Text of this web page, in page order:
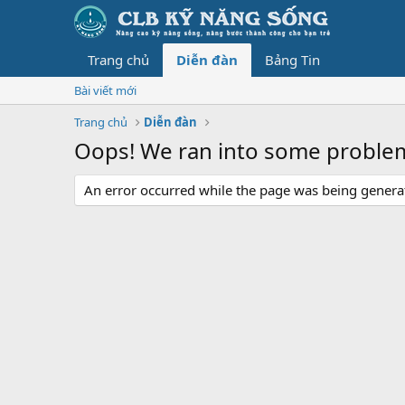
Trang chủ Diễn đàn Bảng Tin
Bài viết mới
Trang chủ
Diễn đàn
Oops! We ran into some
An error occurred while the page was being